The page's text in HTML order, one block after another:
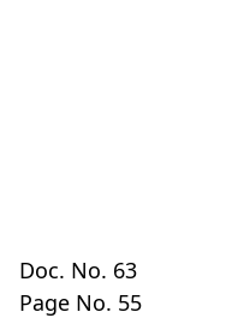
Doc. No. 63
Page No. 55